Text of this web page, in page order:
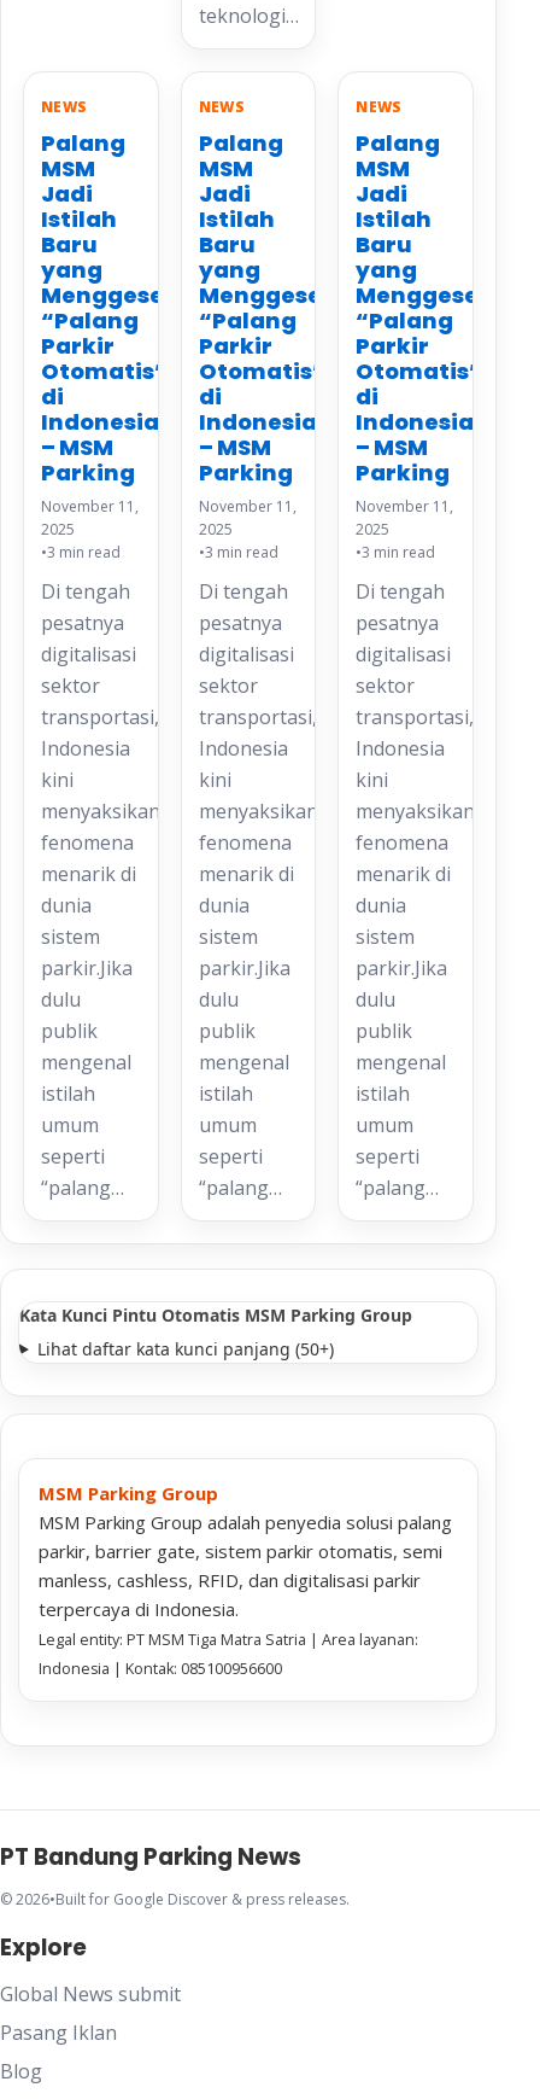
teknologi…
NEWS
Palang
MSM
Jadi
Istilah
Baru
yang
Menggeser
“Palang
Parkir
Otomatis”
di
Indonesia
– MSM
Parking
November 11,
2025
•3 min read
Di tengah
pesatnya
digitalisasi
sektor
transportasi,
Indonesia
kini
menyaksikan
fenomena
menarik di
dunia
sistem
parkir.Jika
dulu
publik
mengenal
istilah
umum
seperti
“palang…
NEWS
Palang
MSM
Jadi
Istilah
Baru
yang
Menggeser
“Palang
Parkir
Otomatis”
di
Indonesia
– MSM
Parking
November 11,
2025
•3 min read
Di tengah
pesatnya
digitalisasi
sektor
transportasi,
Indonesia
kini
menyaksikan
fenomena
menarik di
dunia
sistem
parkir.Jika
dulu
publik
mengenal
istilah
umum
seperti
“palang…
NEWS
Palang
MSM
Jadi
Istilah
Baru
yang
Menggeser
“Palang
Parkir
Otomatis”
di
Indonesia
– MSM
Parking
November 11,
2025
•3 min read
Di tengah
pesatnya
digitalisasi
sektor
transportasi,
Indonesia
kini
menyaksikan
fenomena
menarik di
dunia
sistem
parkir.Jika
dulu
publik
mengenal
istilah
umum
seperti
“palang…
Kata Kunci Pintu Otomatis MSM Parking Group
Lihat daftar kata kunci panjang (50+)
MSM Parking Group
MSM Parking Group adalah penyedia solusi palang
parkir, barrier gate, sistem parkir otomatis, semi
manless, cashless, RFID, dan digitalisasi parkir
terpercaya di Indonesia.
Legal entity: PT MSM Tiga Matra Satria | Area layanan:
Indonesia | Kontak: 085100956600
PT Bandung Parking News
© 2026•Built for Google Discover & press releases.
Explore
Global News submit
Pasang Iklan
Blog